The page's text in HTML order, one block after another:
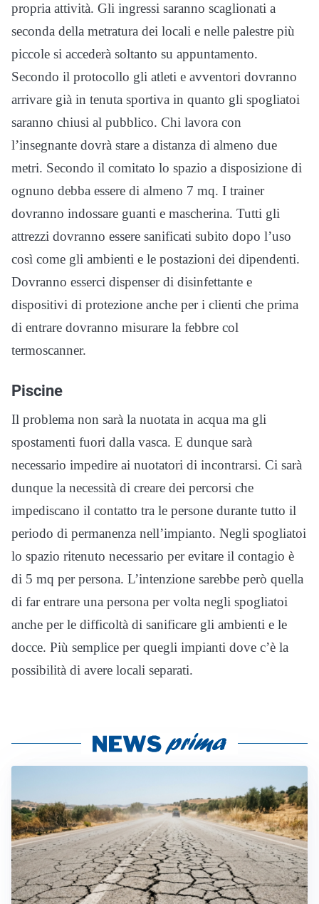
propria attività. Gli ingressi saranno scaglionati a
seconda della metratura dei locali e nelle palestre più
piccole si accederà soltanto su appuntamento.
Secondo il protocollo gli atleti e avventori dovranno
arrivare già in tenuta sportiva in quanto gli spogliatoi
saranno chiusi al pubblico. Chi lavora con
l’insegnante dovrà stare a distanza di almeno due
metri. Secondo il comitato lo spazio a disposizione di
ognuno debba essere di almeno 7 mq. I trainer
dovranno indossare guanti e mascherina. Tutti gli
attrezzi dovranno essere sanificati subito dopo l’uso
così come gli ambienti e le postazioni dei dipendenti.
Dovranno esserci dispenser di disinfettante e
dispositivi di protezione anche per i clienti che prima
di entrare dovranno misurare la febbre col
termoscanner.
Piscine
Il problema non sarà la nuotata in acqua ma gli
spostamenti fuori dalla vasca. E dunque sarà
necessario impedire ai nuotatori di incontrarsi. Ci sarà
dunque la necessità di creare dei percorsi che
impediscano il contatto tra le persone durante tutto il
periodo di permanenza nell’impianto. Negli spogliatoi
lo spazio ritenuto necessario per evitare il contagio è
di 5 mq per persona. L’intenzione sarebbe però quella
di far entrare una persona per volta negli spogliatoi
anche per le difficoltà di sanificare gli ambienti e le
docce. Più semplice per quegli impianti dove c’è la
possibilità di avere locali separati.